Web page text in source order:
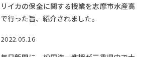
リイカの保全に関する授業を志摩市水産高
で行った旨、紹介されました。
2022.05.16